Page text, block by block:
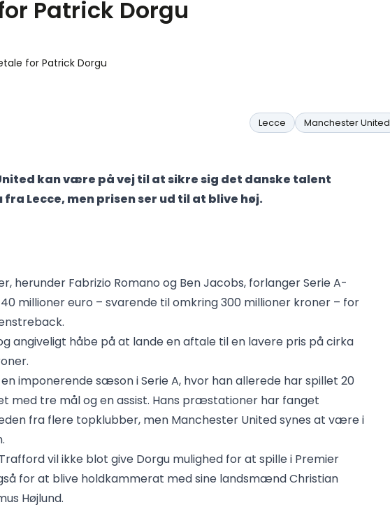
Patrick Dorgu
Lecce Manchester United
kan være på vej til at sikre sig det danske talent
Lecce, men prisen ser ud til at blive høj.
herunder Fabrizio Romano og Ben Jacobs, forlanger Serie A-
millioner euro – svarende til omkring 300 millioner kroner – for
angiveligt håbe på at lande en aftale til en lavere pris på cirka
imponerende sæson i Serie A, hvor han allerede har spillet 20
med tre mål og en assist. Hans præstationer har fanget
fra flere topklubber, men Manchester United synes at være i
vil ikke blot give Dorgu mulighed for at spille i Premier
for at blive holdkammerat med sine landsmænd Christian
Højlund.